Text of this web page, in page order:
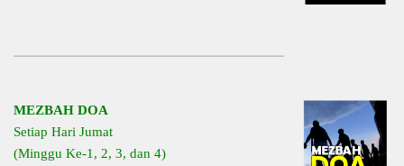
MEZBAH DOA
Setiap Hari Jumat
(Minggu Ke-1, 2, 3, dan 4)